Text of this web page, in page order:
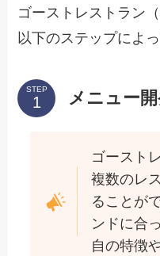
ゴーストレストラン
以下のステップによ
STEP メニュー
ゴースト
複数のレ
ることが
ンドに合
自の特徴